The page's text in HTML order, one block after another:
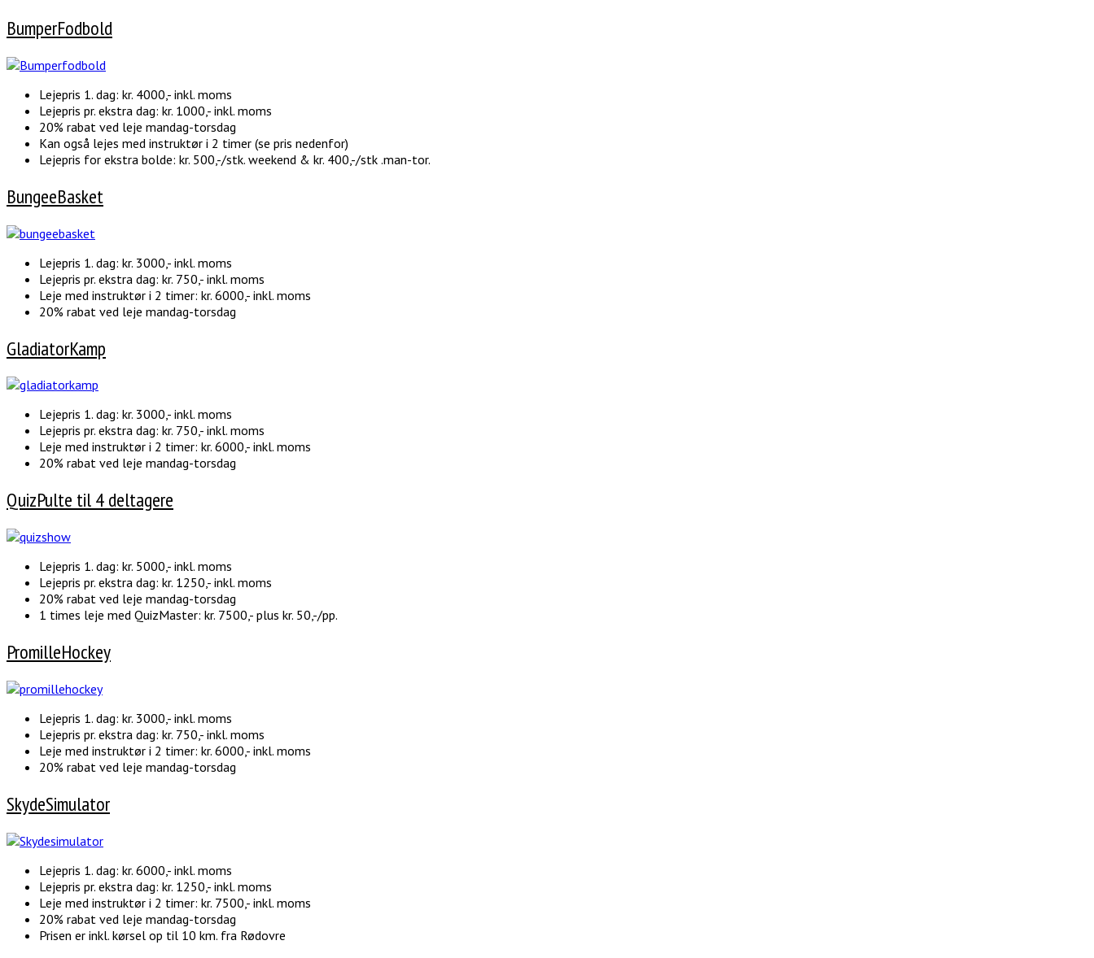
BumperFodbold
Lejepris 1. dag: kr. 4000,- inkl. moms
Lejepris pr. ekstra dag: kr. 1000,- inkl. moms
20% rabat ved leje mandag-torsdag
Kan også lejes med instruktør i 2 timer (se pris nedenfor)
Lejepris for ekstra bolde: kr. 500,-/stk. weekend & kr. 400,-/stk .man-tor.
BungeeBasket
Lejepris 1. dag: kr. 3000,- inkl. moms
Lejepris pr. ekstra dag: kr. 750,- inkl. moms
Leje med instruktør i 2 timer: kr. 6000,- inkl. moms
20% rabat ved leje mandag-torsdag
GladiatorKamp
Lejepris 1. dag: kr. 3000,- inkl. moms
Lejepris pr. ekstra dag: kr. 750,- inkl. moms
Leje med instruktør i 2 timer: kr. 6000,- inkl. moms
20% rabat ved leje mandag-torsdag
QuizPulte til 4 deltagere
Lejepris 1. dag: kr. 5000,- inkl. moms
Lejepris pr. ekstra dag: kr. 1250,- inkl. moms
20% rabat ved leje mandag-torsdag
1 times leje med QuizMaster: kr. 7500,- plus kr. 50,-/pp.
PromilleHockey
Lejepris 1. dag: kr. 3000,- inkl. moms
Lejepris pr. ekstra dag: kr. 750,- inkl. moms
Leje med instruktør i 2 timer: kr. 6000,- inkl. moms
20% rabat ved leje mandag-torsdag
SkydeSimulator
Lejepris 1. dag: kr. 6000,- inkl. moms
Lejepris pr. ekstra dag: kr. 1250,- inkl. moms
Leje med instruktør i 2 timer: kr. 7500,- inkl. moms
20% rabat ved leje mandag-torsdag
Prisen er inkl. kørsel op til 10 km. fra Rødovre